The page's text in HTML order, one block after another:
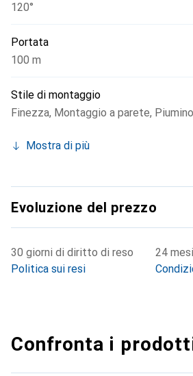
120°
Portata
100 m
Stile di montaggio
Finezza, Montaggio a parete, Piumino
Mostra di più
Evoluzione del prezzo
30 giorni di diritto di reso
Politica sui resi
24
Confronta i